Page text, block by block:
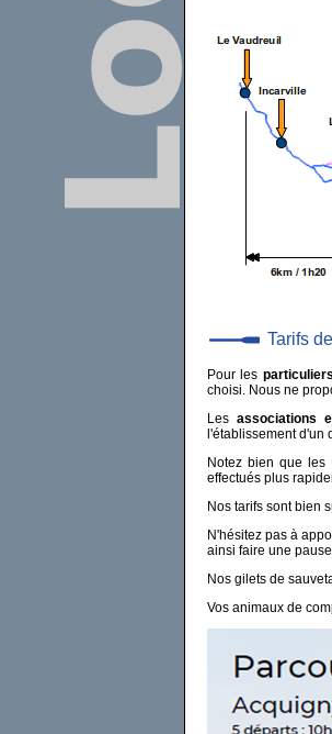
Tarifs
Pour les particuliers
choisi. Nous ne
Les associations
l'établissement d'un
Notez bien que
effectués plus
Nos tarifs sont bien
N'hésitez pas à
ainsi faire une
Nos gilets de
Vos animaux de